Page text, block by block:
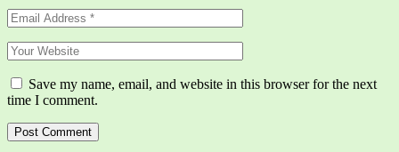
Save my name, email, and website in this browser for the next
time I comment.